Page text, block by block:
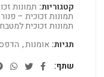
קטגוריות: תמונות
תמונות זכוכית –
תמונות זכוכית למטבח
תגיות: אומנות,
שתף